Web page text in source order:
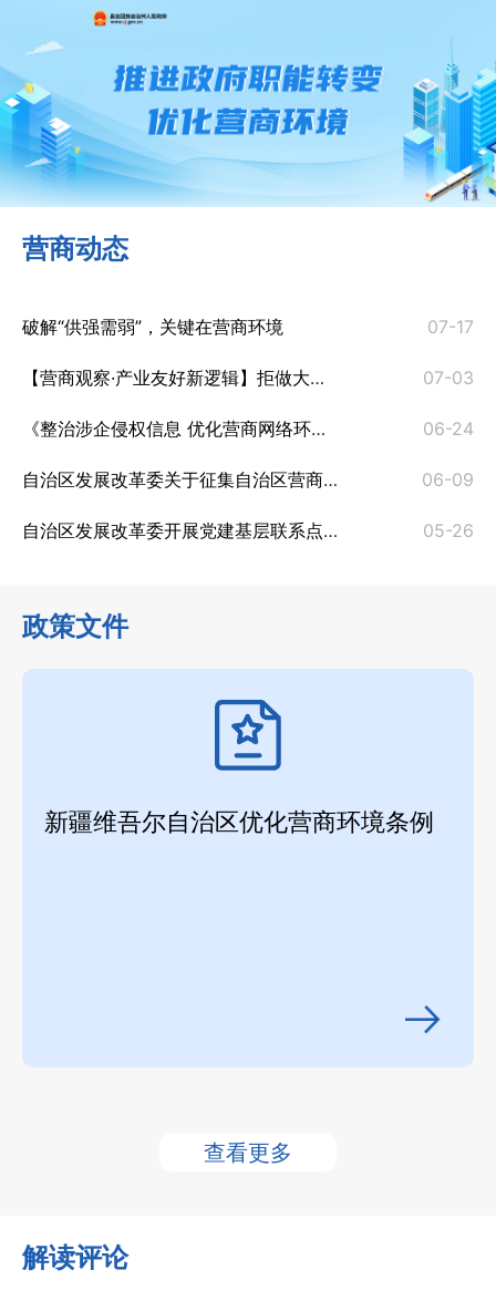
营商动态
破解“供强需弱”，关键在营商环境 07-17
【营商观察·产业友好新逻辑】拒做大城市“缩小版”：县域营商环境如何锻造“增强版 07-03
《整治涉企侵权信息 优化营商网络环境自律公约》全文发布 06-24
自治区发展改革委关于征集自治区营商环境诉求线索的公告 06-09
自治区发展改革委开展党建基层联系点主题党日活动推动民营企业抓党建促发展 05-26
政策文件
新疆维吾尔自治区优化营商环境条例
查看更多
解读评论